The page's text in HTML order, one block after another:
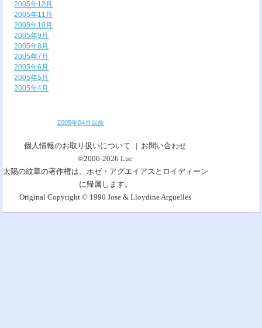
2005年12月
2005年11月
2005年10月
2005年9月
2005年8月
2005年7月
2005年6月
2005年5月
2005年4月
2005年04月以前
個人情報のお取り扱いについて
お問い合わせ
©2006-2026Luc
太陽の紋章の著作権は、ホゼ・アグエイアスとロイディーン
に帰属します。
Original Copyright © 1990 Jose & Lloydine Arguelles